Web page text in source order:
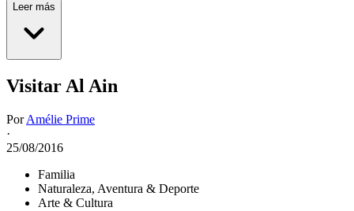
Leer más
Visitar Al Ain
PorAmélie Prime
·
25/08/2016
Familia
Naturaleza, Aventura & Deporte
Arte & Cultura